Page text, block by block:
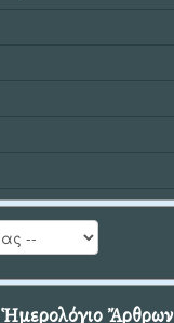
Ἡμερολόγιο Ἄρθρων